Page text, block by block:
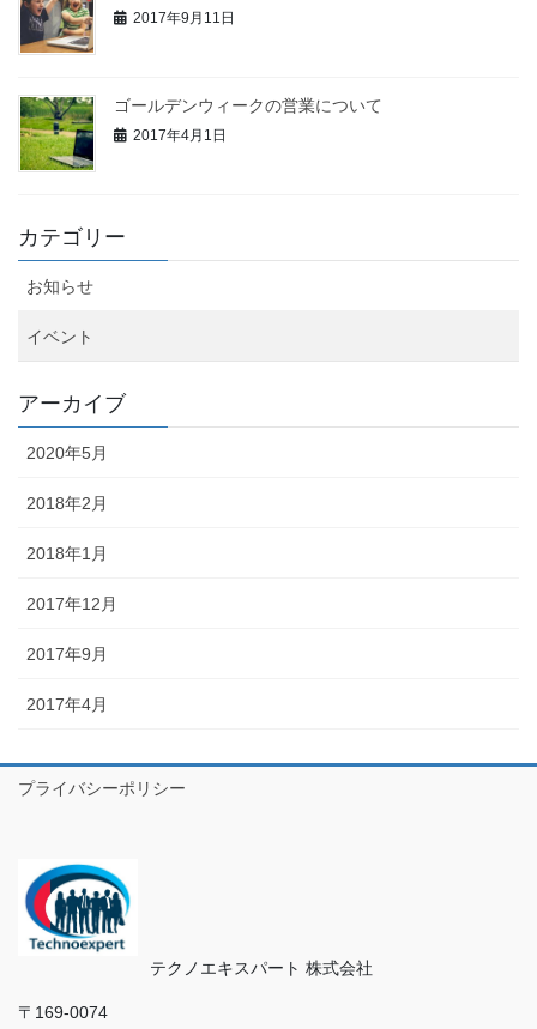
2017年9月11日
ゴールデンウィークの営業について
2017年4月1日
カテゴリー
お知らせ
イベント
アーカイブ
2020年5月
2018年2月
2018年1月
2017年12月
2017年9月
2017年4月
プライバシーポリシー
テクノエキスパート 株式会社
〒169‐0074